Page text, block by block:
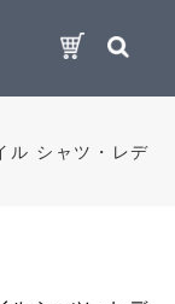
ル シャツ・レデ